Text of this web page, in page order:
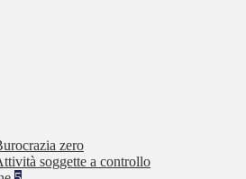
zero
soggette a controllo